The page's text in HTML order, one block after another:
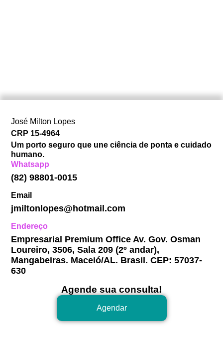
José Milton Lopes​
CRP 15-4964
Um porto seguro que une ciência de ponta e cuidado
humano.
Whatsapp
(82) 98801-0015
Email
jmiltonlopes@hotmail.com
Endereço
Empresarial Premium Office Av. Gov. Osman
Loureiro, 3506, Sala 209 (2º andar),
Mangabeiras. Maceió/AL. Brasil. CEP: 57037-
630
Agende sua consulta!
Agendar